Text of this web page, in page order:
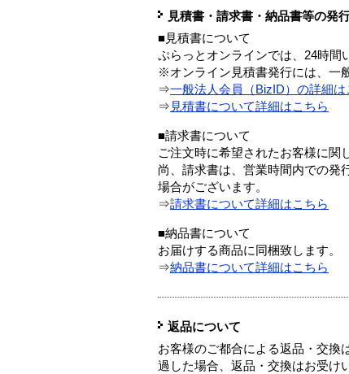
見積書・請求書・納品書等の発
■見積書について
ぷらっとオンラインでは、24時間
※オンライン見積書発行には、一
⇒一般法人会員（BizID）の詳細は
⇒ 見積書について詳細はこちら
■請求書について
ご注文時に希望されたお客様に関
尚、請求書は、営業時間内での発
場合がございます。
⇒請求書について詳細はこちら
■納品書について
お届けする商品に同梱致します。
⇒納品書について詳細はこちら
返品について
お客様のご都合による返品・交換
過した場合、返品・交換はお受け